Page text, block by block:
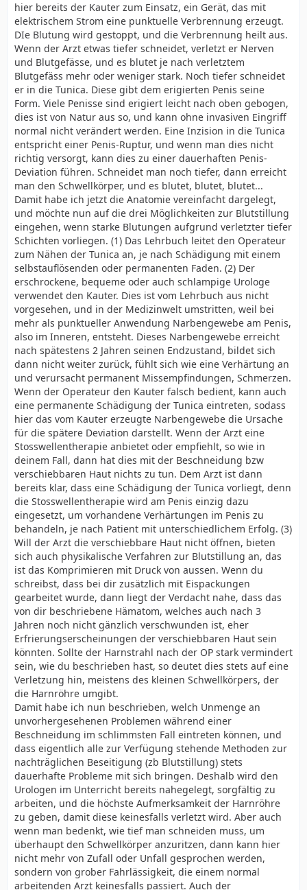
hier bereits der Kauter zum Einsatz, ein Gerät, das mit
elektrischem Strom eine punktuelle Verbrennung erzeugt.
DIe Blutung wird gestoppt, und die Verbrennung heilt aus.
Wenn der Arzt etwas tiefer schneidet, verletzt er Nerven
und Blutgefässe, und es blutet je nach verletztem
Blutgefäss mehr oder weniger stark. Noch tiefer schneidet
er in die Tunica. Diese gibt dem erigierten Penis seine
Form. Viele Penisse sind erigiert leicht nach oben gebogen,
dies ist von Natur aus so, und kann ohne invasiven Eingriff
normal nicht verändert werden. Eine Inzision in die Tunica
entspricht einer Penis-Ruptur, und wenn man dies nicht
richtig versorgt, kann dies zu einer dauerhaften Penis-
Deviation führen. Schneidet man noch tiefer, dann erreicht
man den Schwellkörper, und es blutet, blutet, blutet...
Damit habe ich jetzt die Anatomie vereinfacht dargelegt,
und möchte nun auf die drei Möglichkeiten zur Blutstillung
eingehen, wenn starke Blutungen aufgrund verletzter tiefer
Schichten vorliegen. (1) Das Lehrbuch leitet den Operateur
zum Nähen der Tunica an, je nach Schädigung mit einem
selbstauflösenden oder permanenten Faden. (2) Der
erschrockene, bequeme oder auch schlampige Urologe
verwendet den Kauter. Dies ist vom Lehrbuch aus nicht
vorgesehen, und in der Medizinwelt umstritten, weil bei
mehr als punktueller Anwendung Narbengewebe am Penis,
also im Inneren, entsteht. Dieses Narbengewebe erreicht
nach spätestens 2 Jahren seinen Endzustand, bildet sich
dann nicht weiter zurück, fühlt sich wie eine Verhärtung an
und verursacht permanent Missempfindungen, Schmerzen.
Wenn der Operateur den Kauter falsch bedient, kann auch
eine permanente Schädigung der Tunica eintreten, sodass
hier das vom Kauter erzeugte Narbengewebe die Ursache
für die spätere Deviation darstellt. Wenn der Arzt eine
Stosswellentherapie anbietet oder empfiehlt, so wie in
deinem Fall, dann hat dies mit der Beschneidung bzw
verschiebbaren Haut nichts zu tun. Dem Arzt ist dann
bereits klar, dass eine Schädigung der Tunica vorliegt, denn
die Stosswellentherapie wird am Penis einzig dazu
eingesetzt, um vorhandene Verhärtungen im Penis zu
behandeln, je nach Patient mit unterschiedlichem Erfolg. (3)
Will der Arzt die verschiebbare Haut nicht öffnen, bieten
sich auch physikalische Verfahren zur Blutstillung an, das
ist das Komprimieren mit Druck von aussen. Wenn du
schreibst, dass bei dir zusätzlich mit Eispackungen
gearbeitet wurde, dann liegt der Verdacht nahe, dass das
von dir beschriebene Hämatom, welches auch nach 3
Jahren noch nicht gänzlich verschwunden ist, eher
Erfrierungserscheinungen der verschiebbaren Haut sein
könnten. Sollte der Harnstrahl nach der OP stark vermindert
sein, wie du beschrieben hast, so deutet dies stets auf eine
Verletzung hin, meistens des kleinen Schwellkörpers, der
die Harnröhre umgibt.
Damit habe ich nun beschrieben, welch Unmenge an
unvorhergesehenen Problemen während einer
Beschneidung im schlimmsten Fall eintreten können, und
dass eigentlich alle zur Verfügung stehende Methoden zur
nachträglichen Beseitigung (zb Blutstillung) stets
dauerhafte Probleme mit sich bringen. Deshalb wird den
Urologen im Unterricht bereits nahegelegt, sorgfältig zu
arbeiten, und die höchste Aufmerksamkeit der Harnröhre
zu geben, damit diese keinesfalls verletzt wird. Aber auch
wenn man bedenkt, wie tief man schneiden muss, um
überhaupt den Schwellkörper anzuritzen, dann kann hier
nicht mehr von Zufall oder Unfall gesprochen werden,
sondern von grober Fahrlässigkeit, die einem normal
arbeitenden Arzt keinesfalls passiert. Auch der